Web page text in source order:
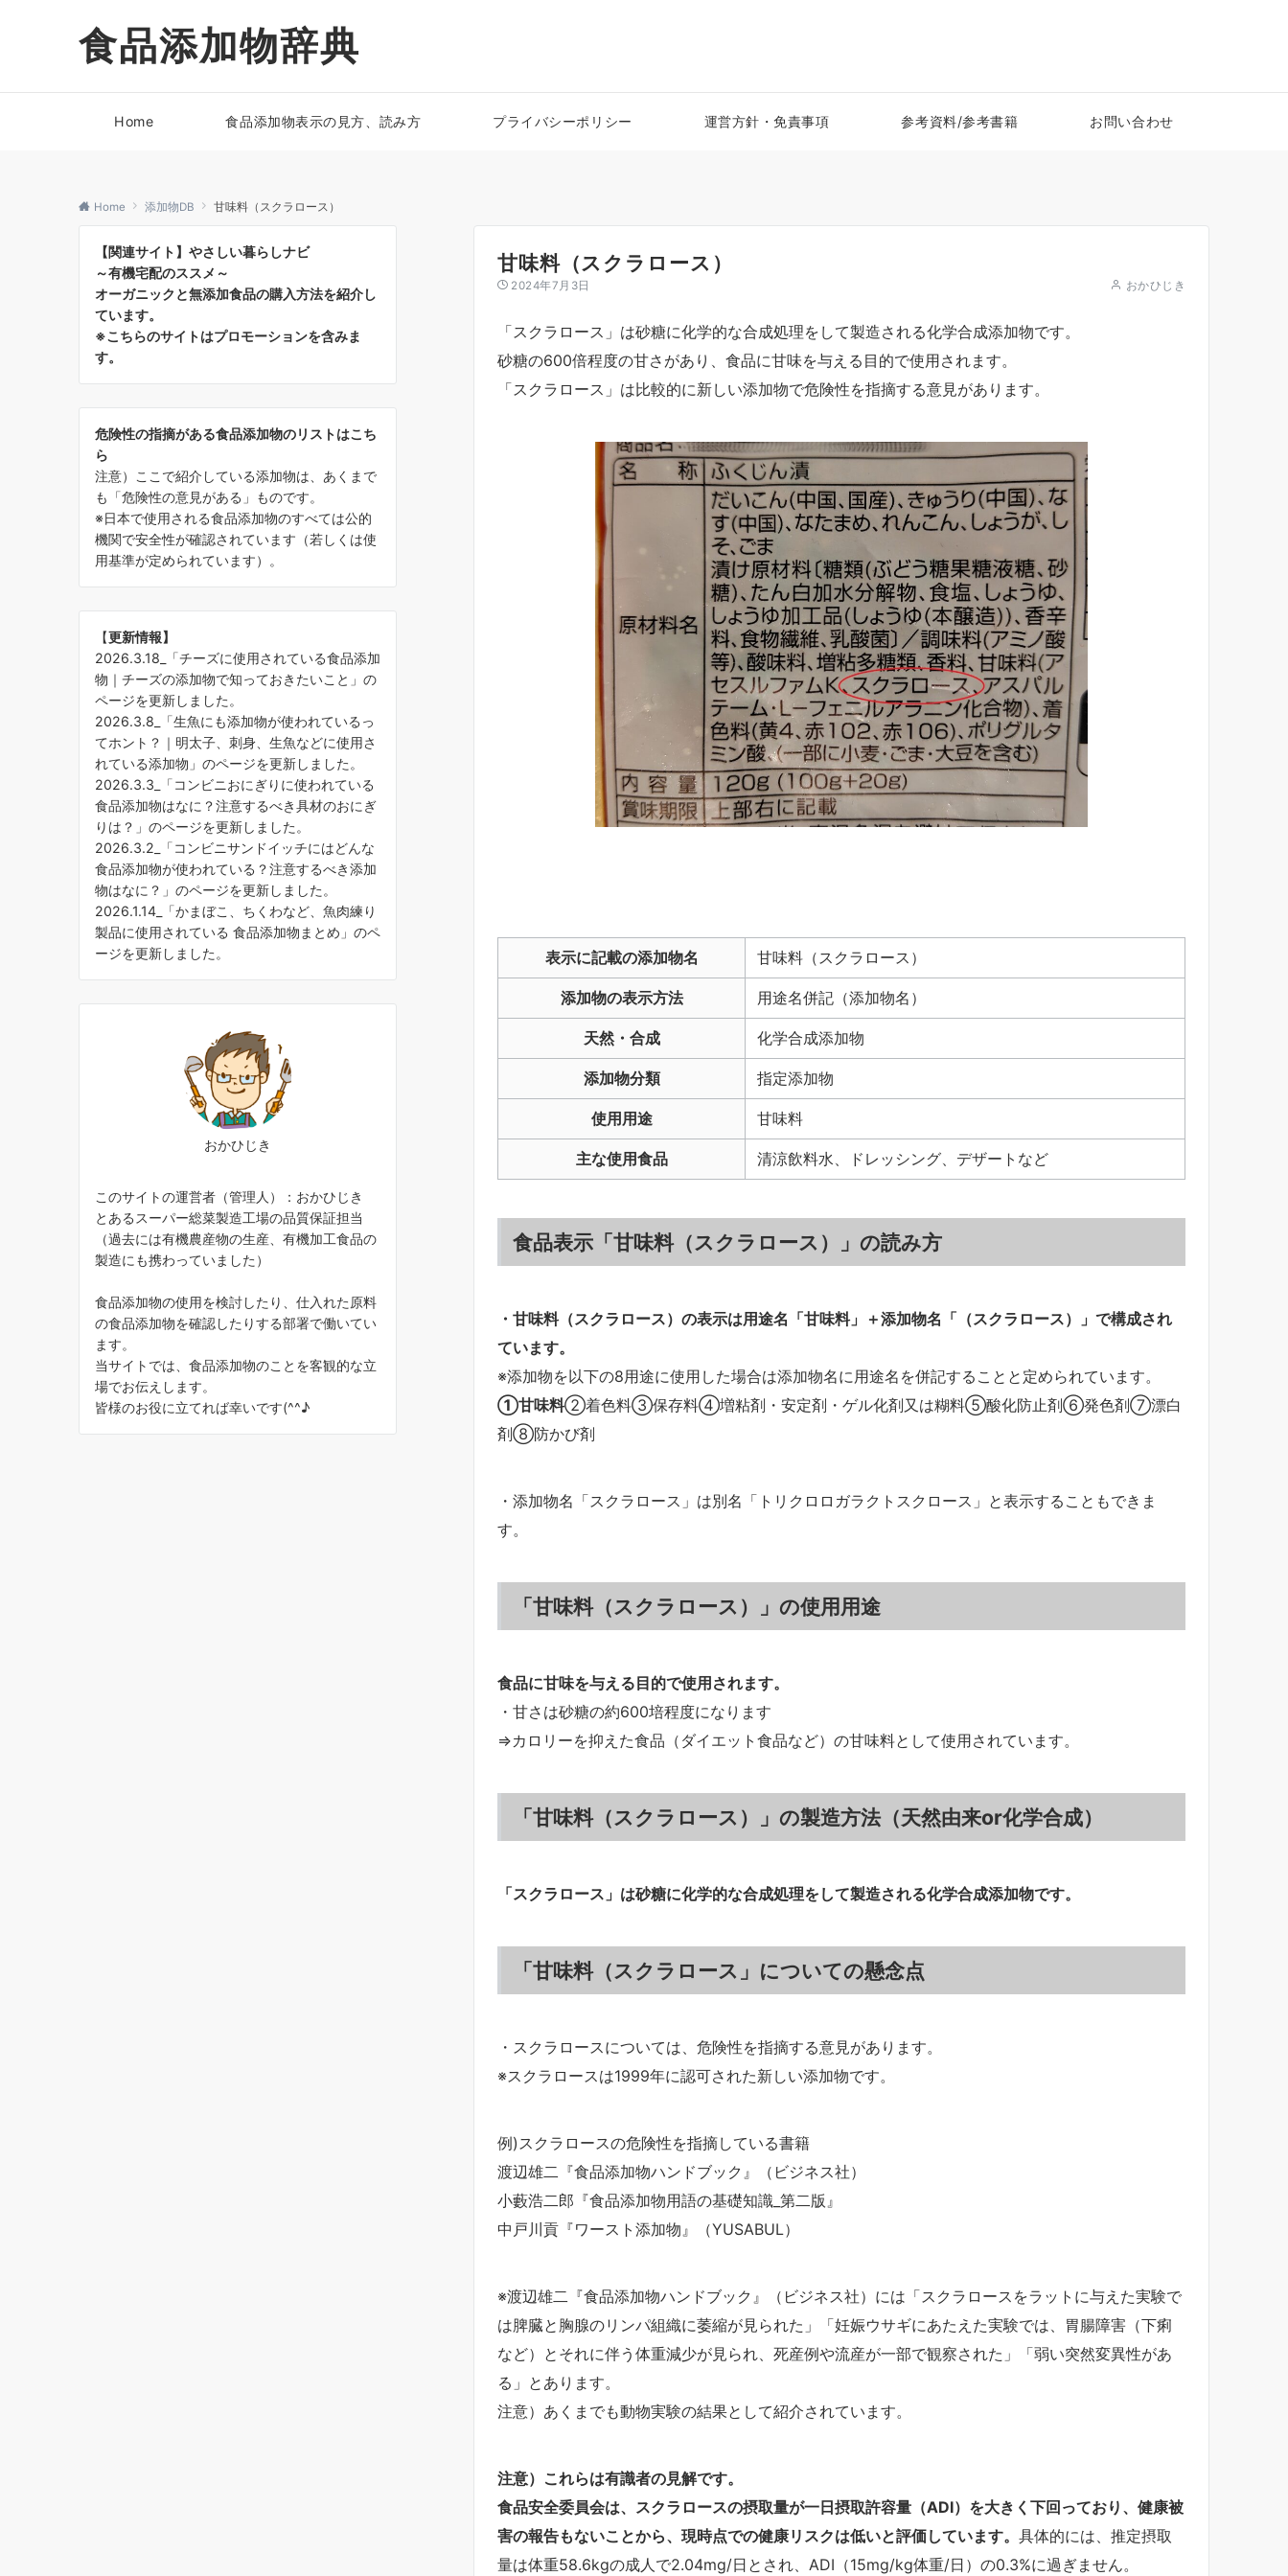
食品添加物辞典
Home 食品添加物表示の見方、読み方 プライバシーポリシー 運営方針・免責事項 参考資料/参考書籍 お問い合わせ
Home 添加物DB 甘味料（スクラロース）
甘味料（スクラロース）
2024年7月3日 おかひじき
「スクラロース」は砂糖に化学的な合成処理をして製造される化学合成添加物です。
砂糖の600倍程度の甘さがあり、食品に甘味を与える目的で使用されます。
「スクラロース」は比較的に新しい添加物で危険性を指摘する意見があります。
表示に記載の添加物名 甘味料（スクラロース）
添加物の表示方法 用途名併記（添加物名）
天然・合成 化学合成添加物
添加物分類 指定添加物
使用用途 甘味料
主な使用食品 清涼飲料水、ドレッシング、デザートなど
食品表示「甘味料（スクラロース）」の読み方
・甘味料（スクラロース）の表示は用途名「甘味料」＋添加物名「（スクラロース）」で構成され
ています。
※添加物を以下の8用途に使用した場合は添加物名に用途名を併記することと定められています。
①甘味料②着色料③保存料④増粘剤・安定剤・ゲル化剤又は糊料⑤酸化防止剤⑥発色剤⑦漂白
剤⑧防かび剤
・添加物名「スクラロース」は別名「トリクロロガラクトスクロース」と表示することもできま
す。
「甘味料（スクラロース）」の使用用途
食品に甘味を与える目的で使用されます。
・甘さは砂糖の約600培程度になります
⇒カロリーを抑えた食品（ダイエット食品など）の甘味料として使用されています。
「甘味料（スクラロース）」の製造方法（天然由来or化学合成）
「スクラロース」は砂糖に化学的な合成処理をして製造される化学合成添加物です。
「甘味料（スクラロース」についての懸念点
・スクラロースについては、危険性を指摘する意見があります。
※スクラロースは1999年に認可された新しい添加物です。
例)スクラロースの危険性を指摘している書籍
渡辺雄二『食品添加物ハンドブック』（ビジネス社）
小藪浩二郎『食品添加物用語の基礎知識_第二版』
中戸川貢『ワースト添加物』（YUSABUL）
※渡辺雄二『食品添加物ハンドブック』（ビジネス社）には「スクラロースをラットに与えた実験で
は脾臓と胸腺のリンパ組織に萎縮が見られた」「妊娠ウサギにあたえた実験では、胃腸障害（下痢
など）とそれに伴う体重減少が見られ、死産例や流産が一部で観察された」「弱い突然変異性があ
る」とあります。
注意）あくまでも動物実験の結果として紹介されています。
注意）これらは有識者の見解です。
食品安全委員会は、スクラロースの摂取量が一日摂取許容量（ADI）を大きく下回っており、健康被
害の報告もないことから、現時点での健康リスクは低いと評価しています。 具体的には、推定摂取
量は体重58.6kgの成人で2.04mg/日とされ、ADI（15mg/kg体重/日）の0.3%に過ぎません。
【関連サイト】やさしい暮らしナビ
～有機宅配のススメ～
オーガニックと無添加食品の購入方法を紹介し
ています。
※こちらのサイトはプロモーションを含みま
す。
危険性の指摘がある食品添加物のリストはこち
ら
注意）ここで紹介している添加物は、あくまで
も「危険性の意見がある」ものです。
※日本で使用される食品添加物のすべては公的
機関で安全性が確認されています（若しくは使
用基準が定められています）。
【更新情報】
2026.3.18_「チーズに使用されている食品添加
物｜チーズの添加物で知っておきたいこと 」の
ページを更新しました。
2026.3.8_「生魚にも添加物が使われているっ
てホント？｜明太子、刺身、生魚などに使用さ
れている添加物 」のページを更新しました。
2026.3.3_「コンビニおにぎりに使われている
食品添加物はなに？注意するべき具材のおにぎ
りは？ 」のページを更新しました。
2026.3.2_「コンビニサンドイッチにはどんな
食品添加物が使われている？注意するべき添加
物はなに？ 」のページを更新しました。
2026.1.14_「かまぼこ、ちくわなど、魚肉練り
製品に使用されている 食品添加物まとめ 」のペ
ージを更新しました。
おかひじき
このサイトの運営者（管理人）：おかひじき
とあるスーパー総菜製造工場の品質保証担当
（過去には有機農産物の生産、有機加工食品の
製造にも携わっていました）
食品添加物の使用を検討したり、仕入れた原料
の食品添加物を確認したりする部署で働いてい
ます。
当サイトでは、食品添加物のことを客観的な立
場でお伝えします。
皆様のお役に立てれば幸いです(^^♪